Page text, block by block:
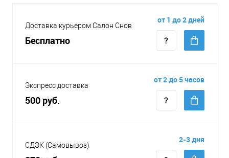
Доставка курьером Салон Снов
Бесплатно
от 1 до 2 дней
Экспресс доставка
500 руб.
от 2 до 5 часов
СДЭК (Самовывоз)
2-3 дня